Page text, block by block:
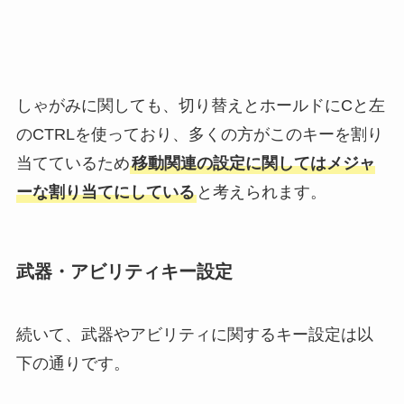
しゃがみに関しても、切り替えとホールドにCと左
のCTRLを使っており、多くの方がこのキーを割り
当てているため移動関連の設定に関してはメジャ
ーな割り当てにしていると考えられます。
武器・アビリティキー設定
続いて、武器やアビリティに関するキー設定は以
下の通りです。